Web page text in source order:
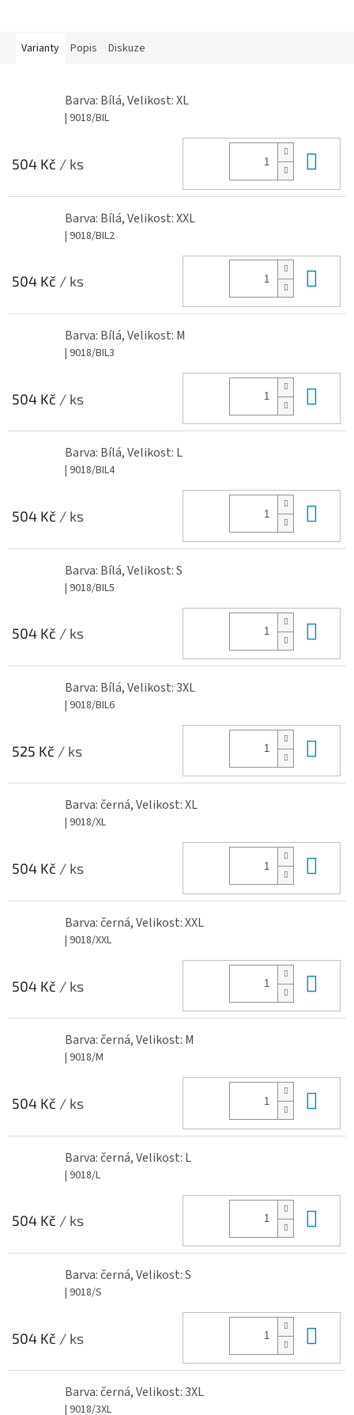
Varianty Popis Diskuze
Barva: Bílá, Velikost: XL
| 9018/BIL
504 Kč / ks
Barva: Bílá, Velikost: XXL
| 9018/BIL2
504 Kč / ks
Barva: Bílá, Velikost: M
| 9018/BIL3
504 Kč / ks
Barva: Bílá, Velikost: L
| 9018/BIL4
504 Kč / ks
Barva: Bílá, Velikost: S
| 9018/BIL5
504 Kč / ks
Barva: Bílá, Velikost: 3XL
| 9018/BIL6
525 Kč / ks
Barva: černá, Velikost: XL
| 9018/XL
504 Kč / ks
Barva: černá, Velikost: XXL
| 9018/XXL
504 Kč / ks
Barva: černá, Velikost: M
| 9018/M
504 Kč / ks
Barva: černá, Velikost: L
| 9018/L
504 Kč / ks
Barva: černá, Velikost: S
| 9018/S
504 Kč / ks
Barva: černá, Velikost: 3XL
| 9018/3XL